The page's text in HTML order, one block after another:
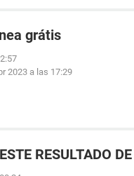
grátis
2023 a las 17:29
RESULTADO